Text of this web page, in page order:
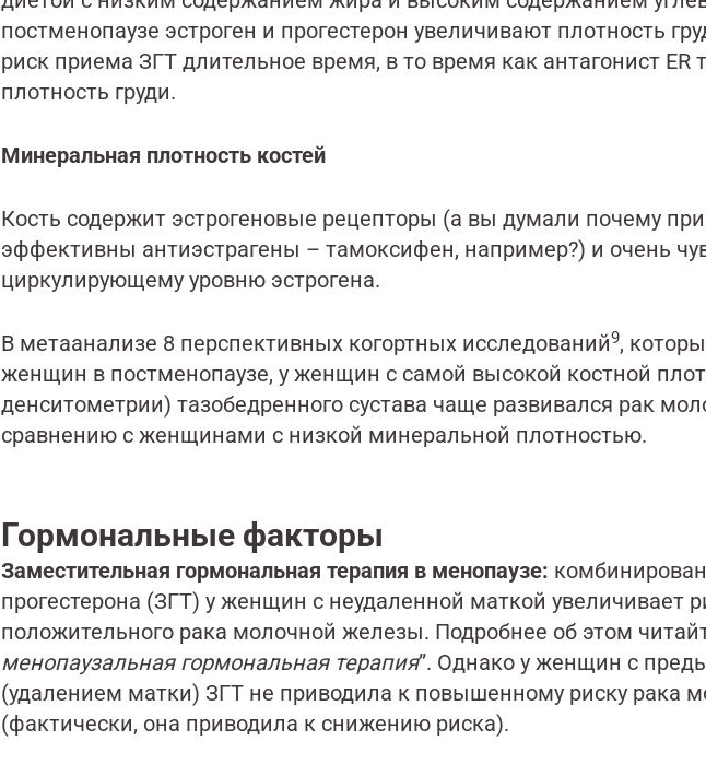
постменопаузе эстроген и прогестерон увеличивают плотность
риск приема ЗГТ длительное время, в то время как антагонист
плотность груди.
Минеральная плотность костей
Кость содержит эстрогеновые рецепторы (а вы думали почему
эффективны антиэстрагены – тамоксифен, например?) и очень
циркулирующему уровню эстрогена.
В метаанализе 8 перспективных когортных исследований9,
женщин в постменопаузе, у женщин с самой высокой костной
денситометрии) тазобедренного сустава чаще развивался рак
сравнению с женщинами с низкой минеральной плотностью.
Гормональные факторы
Заместительная гормональная терапия в менопаузе:
прогестерона (ЗГТ) у женщин с неудаленной маткой увеличивает
положительного рака молочной железы. Подробнее об этом
менопаузальная гормональная терапия”. Однако у женщин с
(удалением матки) ЗГТ не приводила к повышенному риску рака
(фактически, она приводила к снижению риска).